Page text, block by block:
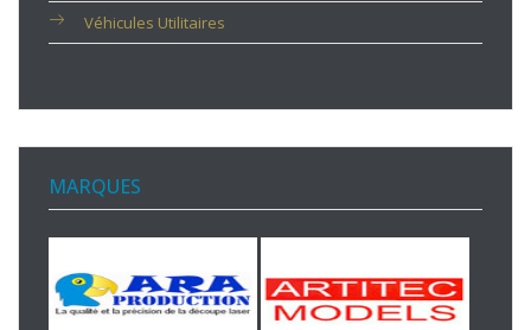
Véhicules Utilitaires
MARQUES